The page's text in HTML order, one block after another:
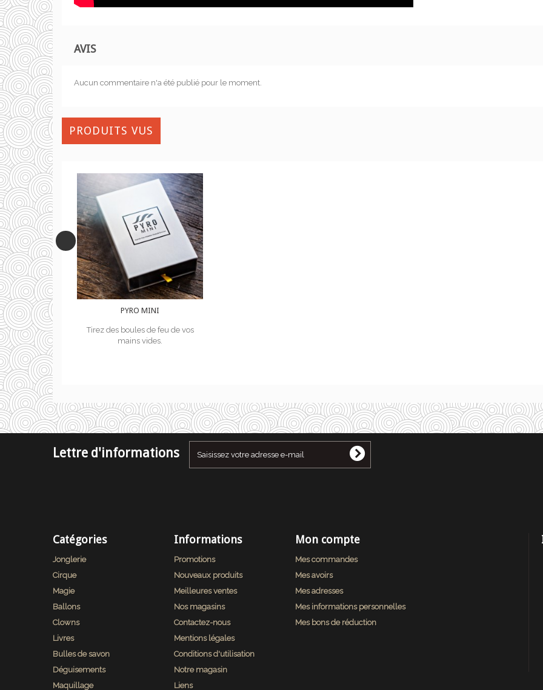
AVIS
Aucun commentaire n'a été publié pour le moment.
PRODUITS VUS
feu de vos
PYRO MINI
Tirez des boules de feu de vos
mains vides.
Lettre d'informations
Catégories
Jonglerie
Cirque
Magie
Ballons
Clowns
Livres
Bulles de savon
Déguisements
Maquillage
Informations
Promotions
Nouveaux produits
Meilleures ventes
Nos magasins
Contactez-nous
Mentions légales
Conditions d'utilisation
Notre magasin
Liens
Mon compte
Mes commandes
Mes avoirs
Mes adresses
Mes informations personnelles
Mes bons de réduction